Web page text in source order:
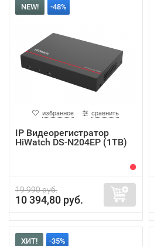
NEW! -48%
избранное сравнить
IP Видеорегистратор
HiWatch DS-N204EP (1TB)
19 990 руб.
10 394,80 руб.
ХИТ! -35%